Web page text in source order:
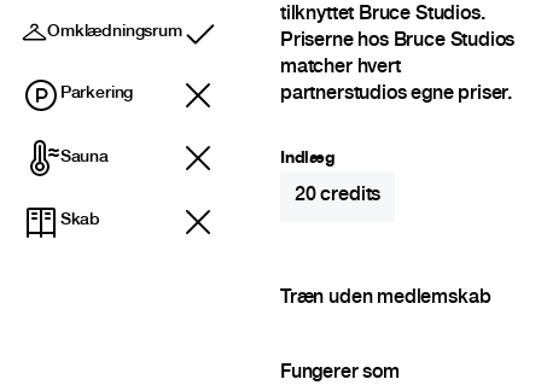
Omklædningsrum
Inkluderet
Parkering
Sauna
Skab
tilknyttet Bruce Studios.
Priserne hos Bruce Studios
matcher hvert
partnerstudios egne priser.
Indlæg
20credits
Træn uden medlemskab
Fungerer som